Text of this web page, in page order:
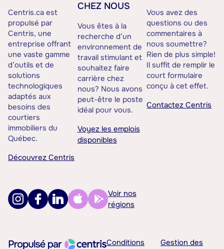
Centris.ca est
propulsé par
Centris, une
entreprise offrant
une vaste gamme
d’outils et de
solutions
technologiques
adaptés aux
besoins des
courtiers
immobiliers du
Québec.
Découvrez Centris
CHEZ NOUS
Vous êtes à la
recherche d’un
environnement de
travail stimulant et
souhaitez faire
carrière chez
nous? Nous avons
peut-être le poste
idéal pour vous.
Voyez les emplois
disponibles
Vous avez des
questions ou des
commentaires à
nous soumettre?
Rien de plus simple!
Il suffit de remplir le
court formulaire
conçu à cet effet.
Contactez Centris
Voir nos
régions
Conditions
Gestion des